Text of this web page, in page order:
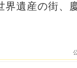
界遺産の街、